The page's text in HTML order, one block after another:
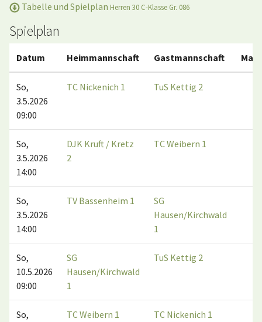
Tabelle und Spielplan Herren 30 C-Klasse Gr. 086
Spielplan
Datum Heimmannschaft Gastmannschaft
So,
3.5.2026
09:00
TC Nickenich 1 TuS Kettig 2
So,
3.5.2026
14:00
DJK Kruft / Kretz
2
TC Weibern 1
So,
3.5.2026
14:00
TV Bassenheim 1
SG
Hausen/Kirchwald
1
So,
10.5.2026
09:00
SG
Hausen/Kirchwald
1
TuS Kettig 2
So,
TC Weibern 1 TC Nickenich 1